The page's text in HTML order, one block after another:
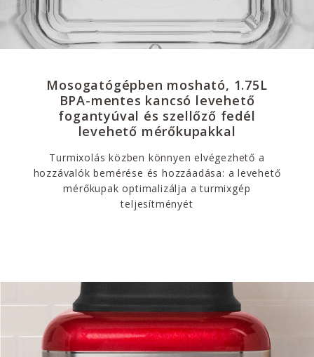
Mosogatógépben mosható, 1.75L
BPA-mentes kancsó levehető
fogantyúval és szellőző fedél
levehető mérőkupakkal
Turmixolás közben könnyen elvégezhető a
hozzávalók bemérése és hozzáadása: a levehető
mérőkupak optimalizálja a turmixgép
teljesítményét